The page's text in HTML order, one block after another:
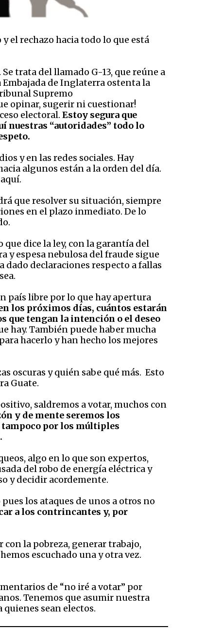
el rechazo hacia todo lo que está
trata del llamado G-13, que reúne a
de Inglaterra ostenta la
Supremo
opinar, sugerir ni cuestionar!
electoral. Estoy segura que
nuestras “autoridades” todo lo
y en las redes sociales. Hay
algunos están a la orden del día.
que resolver su situación, siempre
en el plazo inmediato. De lo
dice la ley, con la garantía del
y espesa nebulosa del fraude sigue
declaraciones respecto a fallas
país libre por lo que hay apertura
los próximos días, cuántos estarán
que tengan la intención o el deseo
hay. También puede haber mucha
hacerlo y han hecho los mejores
oscuras y quién sabe qué más. Esto
Guate.
saldremos a votar, muchos con
y de mente seremos los
tampoco por los múltiples
algo en lo que son expertos,
del robo de energía eléctrica y
y decidir acordemente.
los ataques de unos a otros no
a los contrincantes y, por
con la pobreza, generar trabajo,
escuchado una y otra vez.
de “no iré a votar” por
Tenemos que asumir nuestra
sean electos.